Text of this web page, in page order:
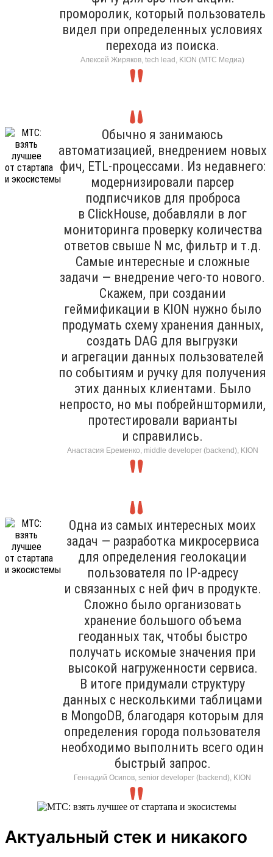
проморолик, который пользователь
видел при определенных условиях
перехода из поиска.
Алексей Жиряков, tech lead, KION (МТС Медиа)
Обычно я занимаюсь
автоматизацией, внедрением новых
фич, ETL-процессами. Из недавнего:
модернизировали парсер
подписчиков для проброса
в ClickHouse, добавляли в лог
мониторинга проверку количества
ответов свыше N мс, фильтр и т.д.
Самые интересные и сложные
задачи — внедрение чего-то нового.
Скажем, при создании
геймификации в KION нужно было
продумать схему хранения данных,
создать DAG для выгрузки
и агрегации данных пользователей
по событиям и ручку для получения
этих данных клиентами. Было
непросто, но мы побрейнштормили,
протестировали варианты
и справились.
Анастасия Еременко, middle developer (backend), KION
Одна из самых интересных моих
задач — разработка микросервиса
для определения геолокации
пользователя по IP-адресу
и связанных с ней фич в продукте.
Сложно было организовать
хранение большого объема
геоданных так, чтобы быстро
получать искомые значения при
высокой нагруженности сервиса.
В итоге придумали структуру
данных с несколькими таблицами
в MongoDB, благодаря которым для
определения города пользователя
необходимо выполнить всего один
быстрый запрос.
Геннадий Осипов, senior developer (backend), KION
Актуальный стек и никакого